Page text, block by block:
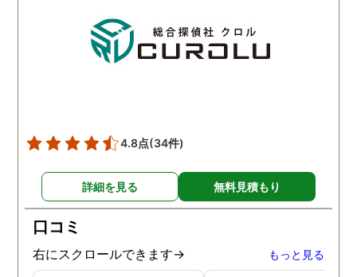
4.8点(34件)
詳細を見る 無料見積もり
口コミ
右にスクロールできます→ もっと見る